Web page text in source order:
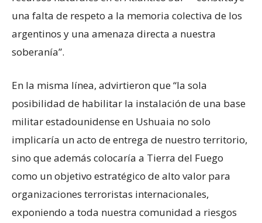
una falta de respeto a la memoria colectiva de los
argentinos y una amenaza directa a nuestra
soberanía”.
En la misma línea, advirtieron que “la sola
posibilidad de habilitar la instalación de una base
militar estadounidense en Ushuaia no solo
implicaría un acto de entrega de nuestro territorio,
sino que además colocaría a Tierra del Fuego
como un objetivo estratégico de alto valor para
organizaciones terroristas internacionales,
exponiendo a toda nuestra comunidad a riesgos